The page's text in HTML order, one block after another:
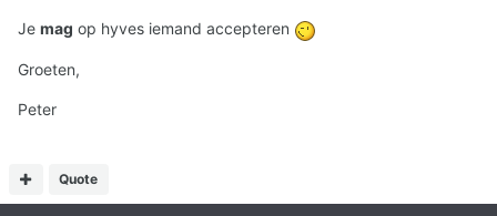
Je mag op hyves iemand accepteren
Groeten,
Peter
Quote